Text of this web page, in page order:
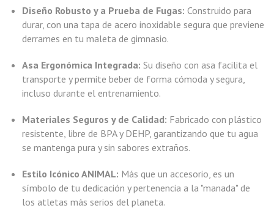
Diseño Robusto y a Prueba de Fugas: Construido para
durar, con una tapa de acero inoxidable segura que previene
derrames en tu maleta de gimnasio.
Asa Ergonómica Integrada: Su diseño con asa facilita el
transporte y permite beber de forma cómoda y segura,
incluso durante el entrenamiento.
Materiales Seguros y de Calidad: Fabricado con plástico
resistente, libre de BPA y DEHP, garantizando que tu agua
se mantenga pura y sin sabores extraños.
Estilo Icónico ANIMAL: Más que un accesorio, es un
símbolo de tu dedicación y pertenencia a la "manada" de
los atletas más serios del planeta.